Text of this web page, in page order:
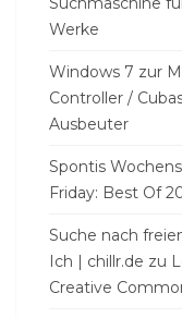
Werke
Windows 7 zur
Controller /
Ausbeuter
Spontis
Friday: Best Of
Suche nach
Ich | chillr.de zu
Creative